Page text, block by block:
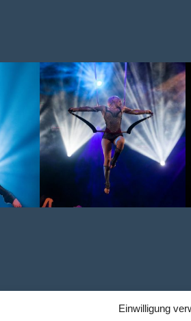
Einwilligung